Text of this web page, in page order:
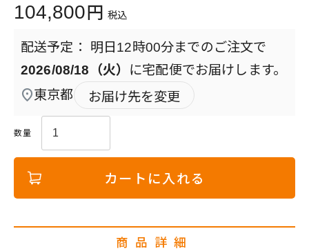
104,800 税込
明日 12時00分までのご注文で
2026/08/18（火） に宅配便でお届けします。
東京都
お届け先を変更
カートに入れる
商品詳細